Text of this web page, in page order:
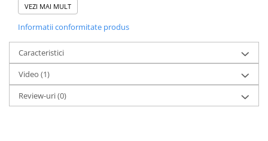
vă va încânta simțurile.
cafea de specialitate,
Certificare Q-Grade
pe o scară de
la 1-100.
Caracteristici:
Țară de origine: Columbia
VEZI MAI MULT
Informatii conformitate produs
Caracteristici
Video (1)
Review-uri(0)